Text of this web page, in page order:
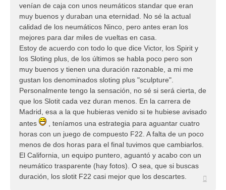
venían de caja con unos neumáticos standar que eran
muy buenos y duraban una eternidad. No sé la actual
calidad de los neumáticos Ninco, pero antes eran los
mejores para dar miles de vueltas en casa.
Estoy de acuerdo con todo lo que dice Victor, los Spirit y
los Sloting plus, de los últimos se habla poco pero son
muy buenos y tienen una duración razonable, a mi me
gustan los denominados sloting plus "sculpture".
Personalmente tengo la sensación, no sé si será cierta, de
que los Slotit cada vez duran menos. En la carrera de
Madrid, esa a la que hubieras venido si te hubiese avisado
antes
, teníamos una estrategia para aguantar cuatro
horas con un juego de compuesto F22. A falta de un poco
menos de dos horas para el final tuvimos que cambiarlos.
El California, un equipo puntero, aguantó y acabo con un
neumático trasparente (hay fotos). O sea, que si buscas
duración, los slotit F22 casi mejor que los descartes.